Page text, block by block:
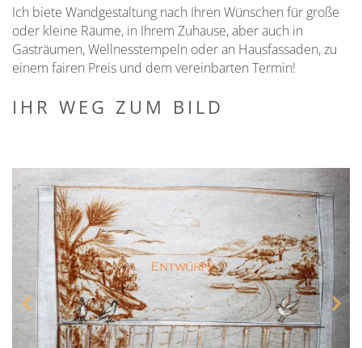
Ich biete Wandgestaltung nach Ihren Wünschen für große
oder kleine Räume, in Ihrem Zuhause, aber auch in
Gasträumen, Wellnesstempeln oder an Hausfassaden, zu
einem fairen Preis und dem vereinbarten Termin!
IHR WEG ZUM BILD